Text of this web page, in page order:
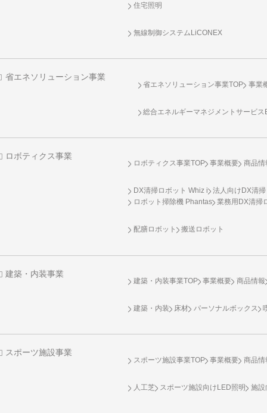
住宅照明
無線制御システムLiCONEX
省エネソリューション事業
省エネソリューション事業TOP 事業
総合エネルギーマネジメントサービ
ロボティクス事業
ロボティクス事業TOP 事業概要 商品情
DX清掃ロボット Whiz i
法人向けDX清
ロボット掃除機 Phantas
業務用DX清掃
配膳ロボット 搬送ロボット
建築・内装事業
建築・内装事業TOP 事業概要 商品情報
建築・内装 床材 パーソナルボックス
スポーツ施設事業
スポーツ施設事業TOP 事業概要 商品情
人工芝 スポーツ施設向けLED照明 施設